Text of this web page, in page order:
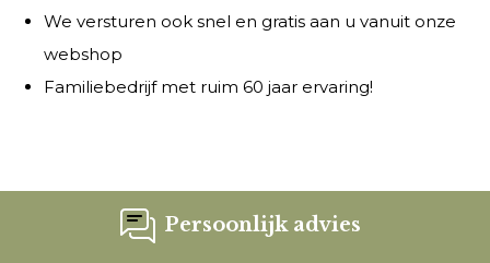
We versturen ook snel en gratis aan u vanuit onze
webshop
Familiebedrijf met ruim 60 jaar ervaring!
Persoonlijk advies